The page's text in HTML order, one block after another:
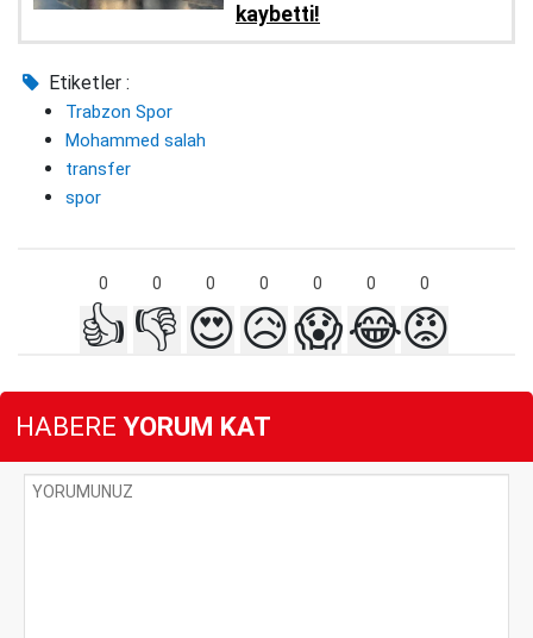
kaybetti!
Etiketler :
Trabzon Spor
Mohammed salah
transfer
spor
0 0 0 0 0 0 0
👍 👎 😍😥😱😂😡
HABERE YORUM KAT